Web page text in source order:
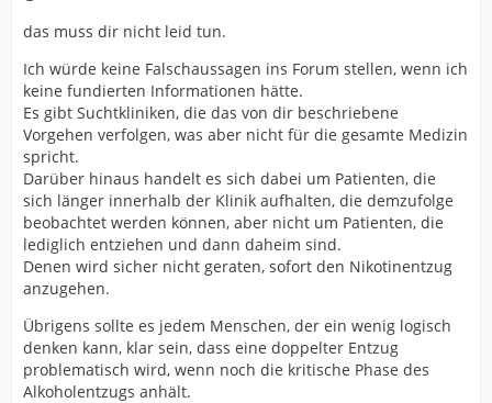
das muss dir nicht leid tun.
Ich würde keine Falschaussagen ins Forum stellen, wenn ich
keine fundierten Informationen hätte.
Es gibt Suchtkliniken, die das von dir beschriebene
Vorgehen verfolgen, was aber nicht für die gesamte Medizin
spricht.
Darüber hinaus handelt es sich dabei um Patienten, die
sich länger innerhalb der Klinik aufhalten, die demzufolge
beobachtet werden können, aber nicht um Patienten, die
lediglich entziehen und dann daheim sind.
Denen wird sicher nicht geraten, sofort den Nikotinentzug
anzugehen.
Übrigens sollte es jedem Menschen, der ein wenig logisch
denken kann, klar sein, dass eine doppelter Entzug
problematisch wird, wenn noch die kritische Phase des
Alkoholentzugs anhält.